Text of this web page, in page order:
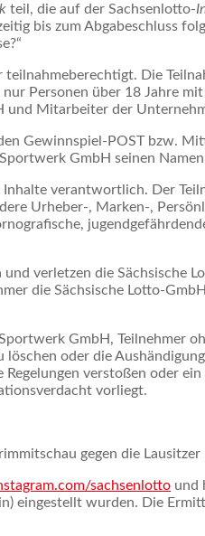
teil, die auf der Sachsenlotto-
bis zum Abgabeschluss
Die
Personen über 18 Jahre
Mitarbeiter der
Gewinnspiel-POST bzw.
GmbH seinen
verantwortlich. Der
Urheber-, Marken-,
verletzen die
die Sächsische Lotto-
GmbH, Teilnehmer
oder die
Regelungen verstoßen oder
vorliegt.
gegen die
sachsenlotto und
eingestellt wurden. Die